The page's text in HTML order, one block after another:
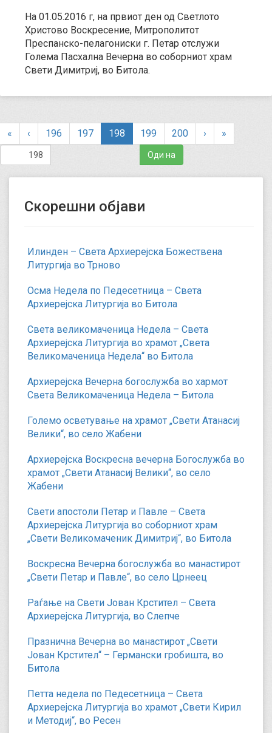
На 01.05.2016 г, на првиот ден од Светлото
Христово Воскресение, Митрополитот
Преспанско-пелагониски г. Петар отслужи
Голема Пасхална Вечерна во соборниот храм
Свети Димитриј, во Битола.
« ‹ 196 197 198
c
n
199 200 › »
Скорешни објави
Илинден – Света Архиерејска Божествена
Литургија во Трново
Осма Недела по Педесетница – Света
Архиерејска Литургија во Битола
Света великомаченица Недела – Света
Архиерејска Литургија во храмот „Света
Великомаченица Недела“ во Битола
Архиерејска Вечерна богослужба во хармот
Света Великомаченица Недела – Битола
Големо осветување на храмот „Свети Атанасиј
Велики“, во село Жабени
Архиерејска Воскресна вечерна Богослужба во
храмот „Свети Атанасиј Велики“, во село
Жабени
Свети апостоли Петар и Павле – Света
Архиерејска Литургија во соборниот храм
„Свети Великомаченик Димитриј“, во Битола
Воскресна Вечерна богослужба во манастирот
„Свети Петар и Павле“, во село Црнеец
Раѓање на Свети Јован Крстител – Света
Архиерејска Литургија, во Слепче
Празнична Вечерна во манастирот „Свети
Јован Крстител“ – Германски гробишта, во
Битола
Петта недела по Педесетница – Света
Архиерејска Литургија во храмот „Свети Кирил
и Методиј“, во Ресен